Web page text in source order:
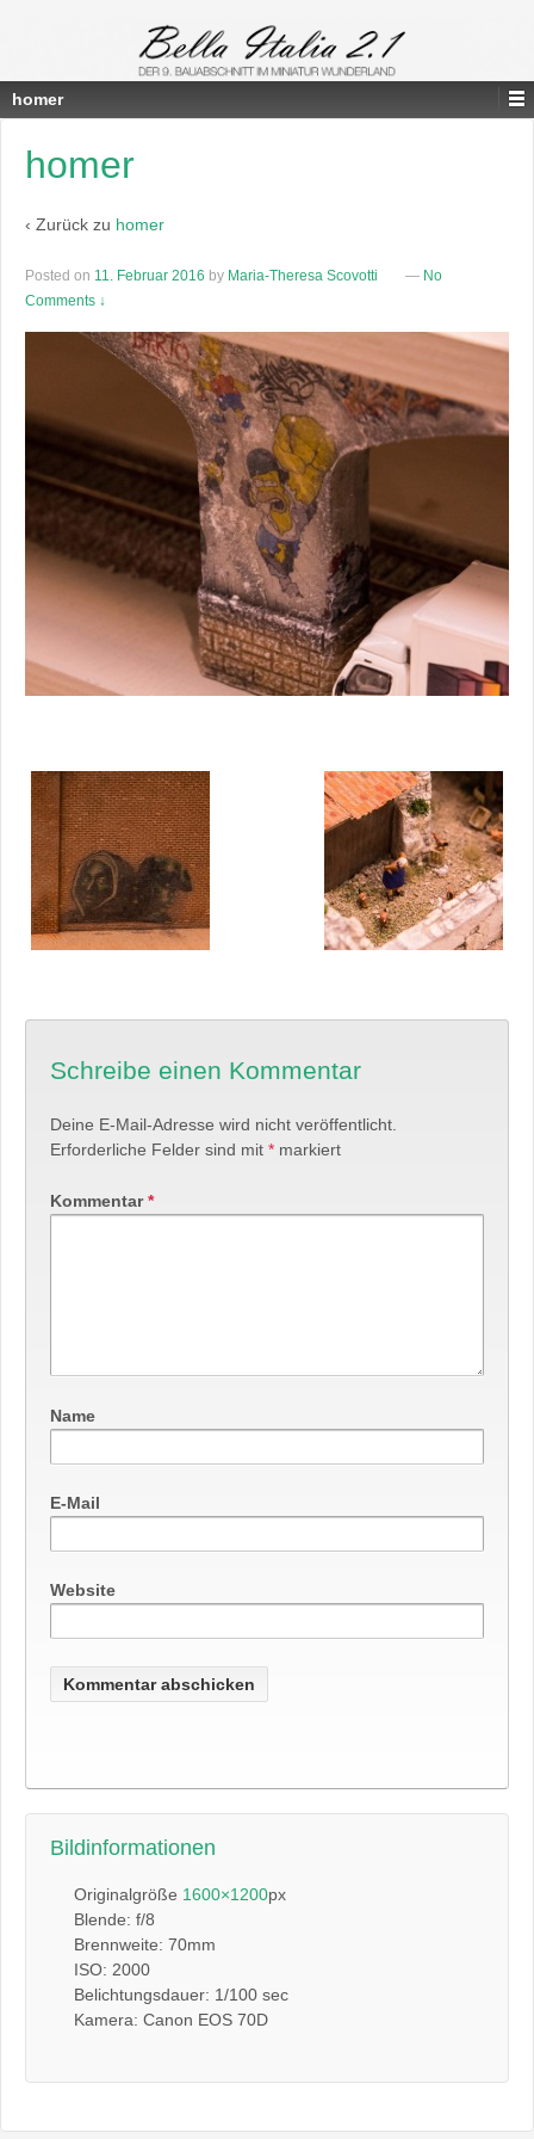
homer
homer
‹ Zurück zu homer
Posted on 11. Februar 2016 by Maria-Theresa Scovotti — No
Comments ↓
Schreibe einen Kommentar
Deine E-Mail-Adresse wird nicht veröffentlicht.
Erforderliche Felder sind mit * markiert
Kommentar*
Name
E-Mail
Website
Bildinformationen
Originalgröße 1600×1200px
Blende: f/8
Brennweite: 70mm
ISO: 2000
Belichtungsdauer: 1/100 sec
Kamera: Canon EOS 70D